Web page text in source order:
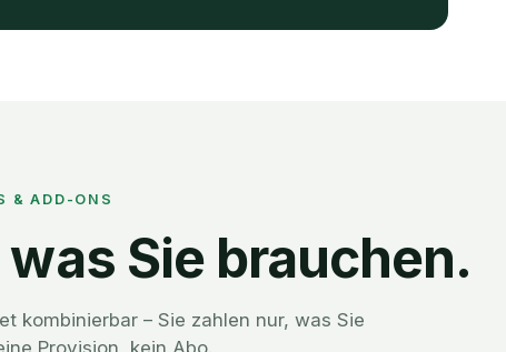
& ADD-ONS
Sie brauchen.
kombinierbar – Sie zahlen nur, was Sie
Provision, kein Abo.